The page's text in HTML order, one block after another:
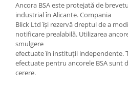
Ancora BSA este protejată de
industrial în Alicante. Compania
Blick Ltd își rezervă dreptul de a
notificare prealabilă. Utilizarea
smulgere
efectuate în instituții independente.
efectuate pentru ancorele BSA sunt
cerere.